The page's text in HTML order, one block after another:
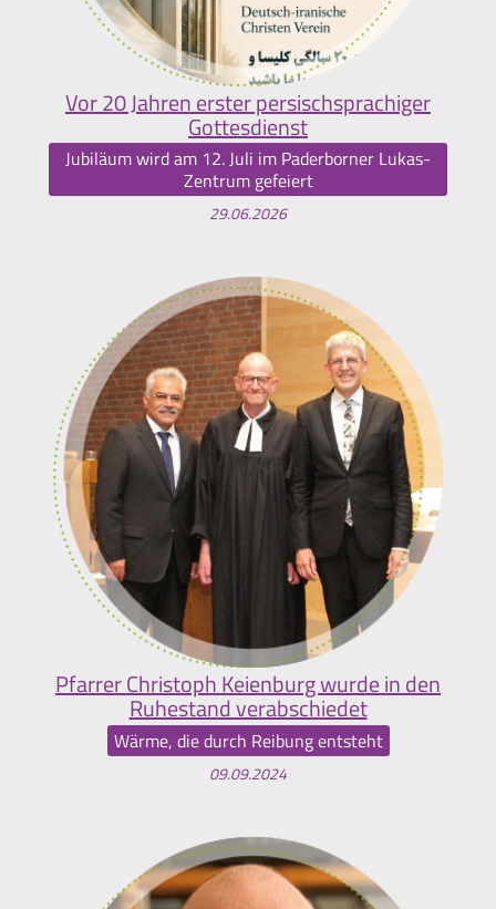
Vor 20 Jahren erster persischsprachiger
Gottesdienst
Jubiläum wird am 12. Juli im Paderborner Lukas-
Zentrum gefeiert
29.06.2026
Pfarrer Christoph Keienburg wurde in den
Ruhestand verabschiedet
Wärme, die durch Reibung entsteht
09.09.2024